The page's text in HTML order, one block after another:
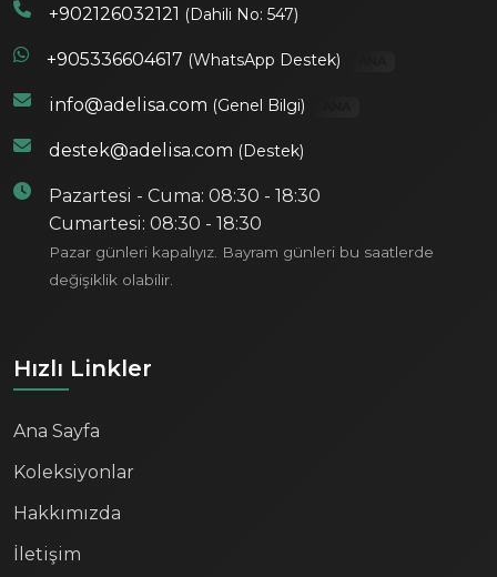
+902126032121 (Dahili No: 547)
+905336604617 (WhatsApp Destek)
info@adelisa.com (Genel Bilgi)
destek@adelisa.com (Destek)
Pazartesi - Cuma: 08:30 - 18:30
Cumartesi: 08:30 - 18:30
Pazar günleri kapalıyız. Bayram günleri bu saatlerde
değişiklik olabilir.
Hızlı Linkler
Ana Sayfa
Koleksiyonlar
Hakkımızda
İletişim